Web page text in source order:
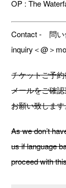
OP : The
Contact - 問い
inquiry＜@＞
チケットご予
メールをご確
お願い致しま
As we don’t
us if language
proceed with